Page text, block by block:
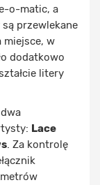
o-matic, a
przewlekane
w
dodatkowo
litery
Lace
. Za kontrolę